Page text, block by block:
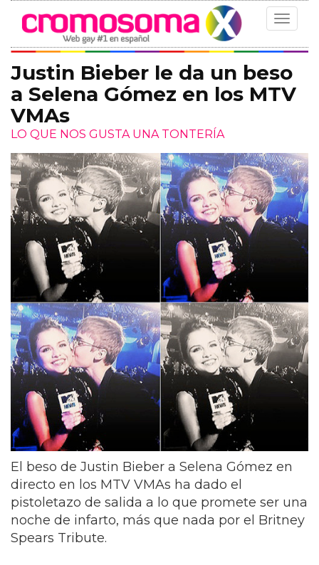
Toggle
Justin Bieber le da un beso
a Selena Gómez en los MTV
VMAs
LO QUE NOS GUSTA UNA TONTERÍA
El beso de Justin Bieber a Selena Gómez en
directo en los MTV VMAs ha dado el
pistoletazo de salida a lo que promete ser una
noche de infarto, más que nada por el Britney
Spears Tribute.